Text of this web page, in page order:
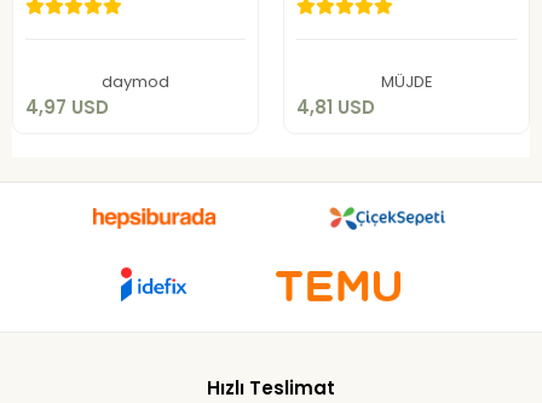
daymod
4,97 USD
4,97 USD
MÜJDE
4,81 USD
4,81 USD
Hızlı Teslimat